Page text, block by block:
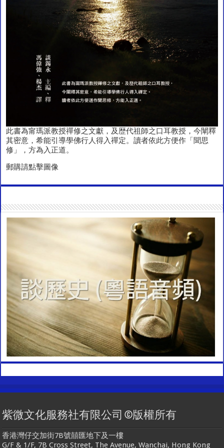
此書為甯瑪派教授禪修之文獻，及歴代祖師之口耳教授，今闡釋
其密意，希能引導學佛行人得入禪定。讀者依此方便作「聞思
修」，方為入正道。
郵購請點擊圖像
紫微文化服務社有限公司 ©版權所有
香港灣仔交加街7B號囍匯地下及一樓
G/F & 1/F, 7B Cross Street, The Avenue, Wanchai, Hong Kong